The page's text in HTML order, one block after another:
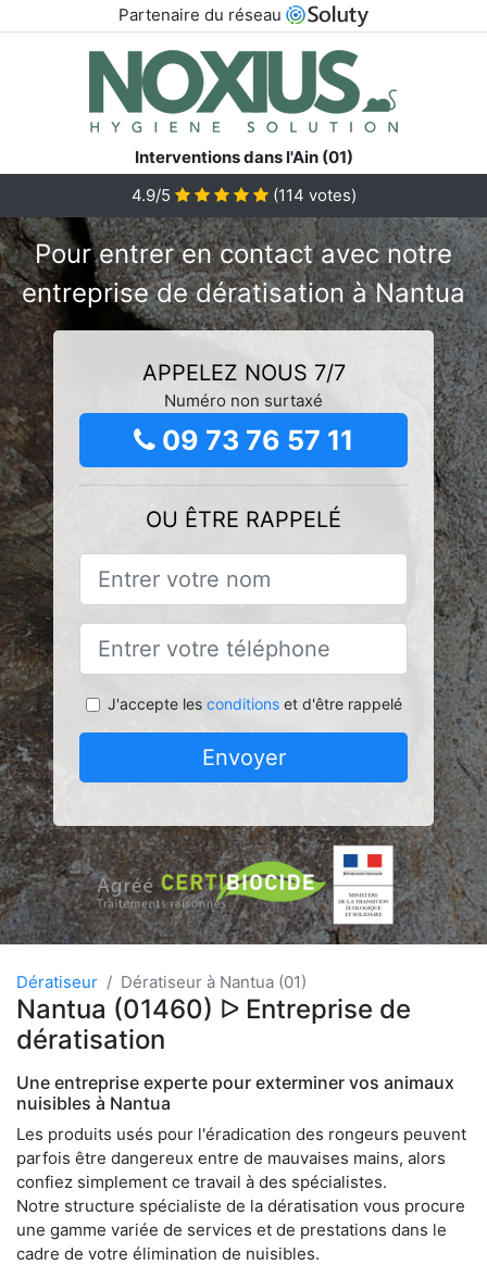
Partenaire du réseau
Interventions dans l'Ain (01)
4.9/5
(114 votes)
Pour entrer en contact avec notre
entreprise de dératisation à Nantua
APPELEZ NOUS 7/7
Numéro non surtaxé
09 73 76 57 11
OU ÊTRE RAPPELÉ
J'accepte les conditionset d'être rappelé
Envoyer
Dératiseur Dératiseur à Nantua (01)
Nantua (01460) ᐅ Entreprise de
dératisation
Une entreprise experte pour exterminer vos animaux
nuisibles à Nantua
Les produits usés pour l'éradication des rongeurs peuvent
parfois être dangereux entre de mauvaises mains, alors
confiez simplement ce travail à des spécialistes.
Notre structure spécialiste de la dératisation vous procure
une gamme variée de services et de prestations dans le
cadre de votre élimination de nuisibles.